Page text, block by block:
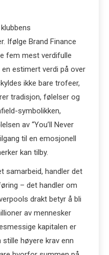
Ifølge Brand Finance
fem mest verdifulle
estimert verdi på over
ikke bare trofeer,
tradisjon, følelser og
symbolikken,
av “You’ll Never
til en emosjonell
kan tilby.
samarbeid, handler det
– det handler om
drakt betyr å bli
av mennesker
kapitalen er
høyere krav enn